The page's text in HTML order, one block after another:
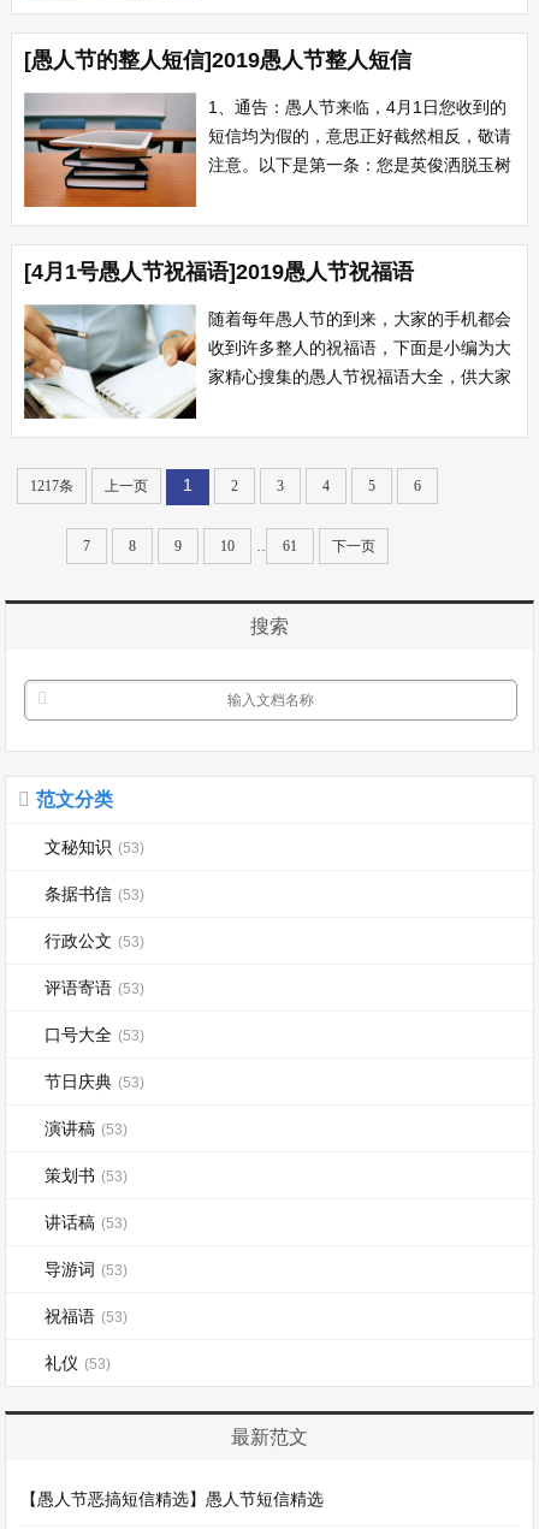
像填不饱的袋子，你的睡姿香甜憨态可
掬，你的日子比神仙过的逍遥自在，做头
猪其实挺好! 2 烦躁时，你对我免打
扰;思念时，你亲我的耳梢;无助时，你
对...
[愚人节的整人短信]2019愚人节整人短信
1、通告：愚人节来临，4月1日您收到的
短信均为假的，意思正好截然相反，敬请
注意。以下是第一条：您是英俊洒脱玉树
2、上联：英明神武，统帅十万水师镇天
河;下联：风骚倜傥，无视三千仙子钟嫦
娥。横批：八戒节日快乐!呆子，你看俺
老孙写给你的对联咋样?愚人节快乐!
3、...
[4月1号愚人节祝福语]2019愚人节祝福语
随着每年愚人节的到来，大家的手机都会
收到许多整人的祝福语，下面是小编为大
家精心搜集的愚人节祝福语大全，供大家
用户，非常遗憾，由于您确认了此条短信
一队列整齐，正迈着矫健的步伐通过你的
1217条 上一页 1 2 3 4 5 6
7 8 9 10 61 下一页
搜索
范文分类
文秘知识 (53)
条据书信 (53)
行政公文 (53)
评语寄语 (53)
口号大全 (53)
节日庆典 (53)
演讲稿 (53)
策划书 (53)
讲话稿 (53)
导游词 (53)
祝福语 (53)
礼仪 (53)
最新范文
【愚人节恶搞短信精选】愚人节短信精选